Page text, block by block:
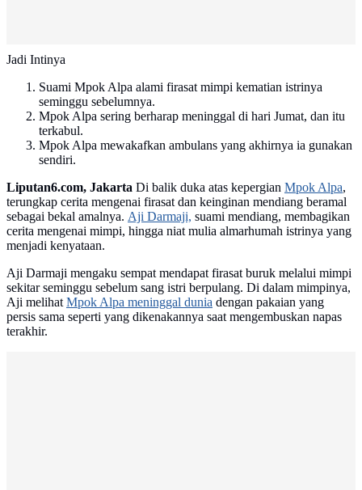
Jadi Intinya
Suami Mpok Alpa alami firasat mimpi kematian istrinya
seminggu sebelumnya.
Mpok Alpa sering berharap meninggal di hari Jumat, dan itu
terkabul.
Mpok Alpa mewakafkan ambulans yang akhirnya ia gunakan
sendiri.
Liputan6.com, Jakarta Di balik duka atas kepergian Mpok Alpa,
terungkap cerita mengenai firasat dan keinginan mendiang beramal
sebagai bekal amalnya. Aji Darmaji, suami mendiang, membagikan
cerita mengenai mimpi, hingga niat mulia almarhumah istrinya yang
menjadi kenyataan.
Aji Darmaji mengaku sempat mendapat firasat buruk melalui mimpi
sekitar seminggu sebelum sang istri berpulang. Di dalam mimpinya,
Aji melihatMpok Alpa meninggal dunia dengan pakaian yang
persis sama seperti yang dikenakannya saat mengembuskan napas
terakhir.